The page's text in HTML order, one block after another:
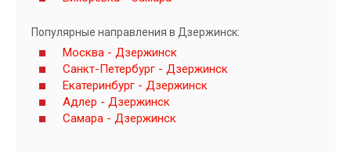
Популярные направления в Дзержинск:
Москва - Дзержинск
Санкт-Петербург - Дзержинск
Екатеринбург - Дзержинск
Адлер - Дзержинск
Самара - Дзержинск